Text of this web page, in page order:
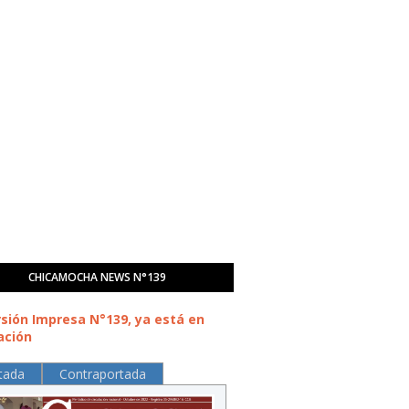
CHICAMOCHA NEWS N°139
Impresa N°139, ya está en
Contraportada